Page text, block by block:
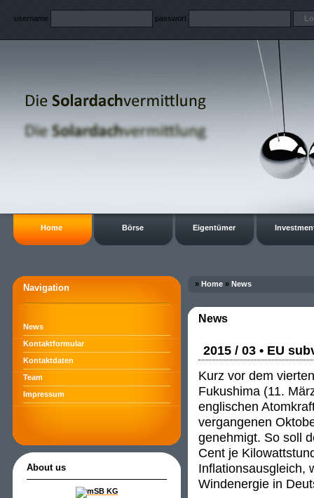
username passwort
Home Börse Eigentümer
Navigation
News
Kontaktformular
Kontaktdaten
Team
Impressum
About us
» Home » News
News
2015 / 03 • EU
Kurz vor dem
Fukushima (11.
englischen
vergangenen
genehmigt. So soll
Cent je
Inflationsausgleich,
Windenergie in